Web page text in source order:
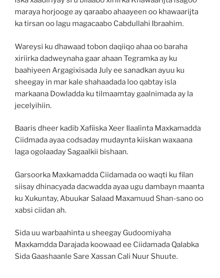
maraya horjooge ay qaraabo ahaayeen oo khawaarijta
ka tirsan oo lagu magacaabo Cabdullahi Ibraahim.
Wareysi ku dhawaad tobon daqiiqo ahaa oo baraha
xiriirka dadweynaha gaar ahaan Tegramka ay ku
baahiyeen Argagixisada July ee sanadkan ayuu ku
sheegay in mar kale shahaadada loo qabtay isla
markaana Dowladda ku tilmaamtay gaalnimada ay la
jecelyihiin.
Baaris dheer kadib Xafiiska Xeer Ilaalinta Maxkamadda
Ciidmada ayaa codsaday mudaynta kiiskan waxaana
laga ogolaaday Sagaalkii bishaan.
Garsoorka Maxkamadda Ciidamada oo waqti ku filan
siisay dhinacyada dacwadda ayaa ugu dambayn maanta
ku Xukuntay, Abuukar Salaad Maxamuud Shan-sano oo
xabsi ciidan ah.
Sida uu warbaahinta u sheegay Gudoomiyaha
Maxkamdda Darajada koowaad ee Ciidamada Qalabka
Sida Gaashaanle Sare Xassan Cali Nuur Shuute.